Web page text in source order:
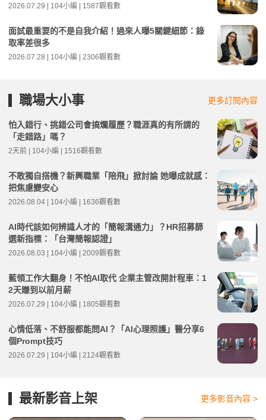
2026.07.29 | 104小編 | 1587觀看數
面試最重要的不是自我介紹！過來人曝5關鍵細節：錄
取率差很多
2026.07.28 | 104小編 | 2306觀看數
職場大小事 更多訂閱內容
怕入錯行、挑錯公司會搞爛履歷？職涯真的有所謂的
「走錯路」嗎？
2天前 | 104小編 | 1516觀看數
不敢獨自搭機？新興職業「陪飛」掀討論 她曝成就感：
把焦慮變安心
2026.08.04 | 104小編 | 1636觀看數
AI時代該如何辨識人才的「簡報溝通力」？HR招募篩
選新指標：「台灣簡報認證」
2026.08.03 | 104小編 | 2009觀看數
藍領工作大翻身！不怕AI取代 企業主管改開計程車：1
2天賺到以前月薪
2026.07.29 | 104小編 | 1805觀看數
心情低落、不舒服都能問AI？「AI心理照護」醫分享6
個Prompt技巧
2026.07.29 | 104小編 | 2124觀看數
最新影音上架 更多影音內容 >